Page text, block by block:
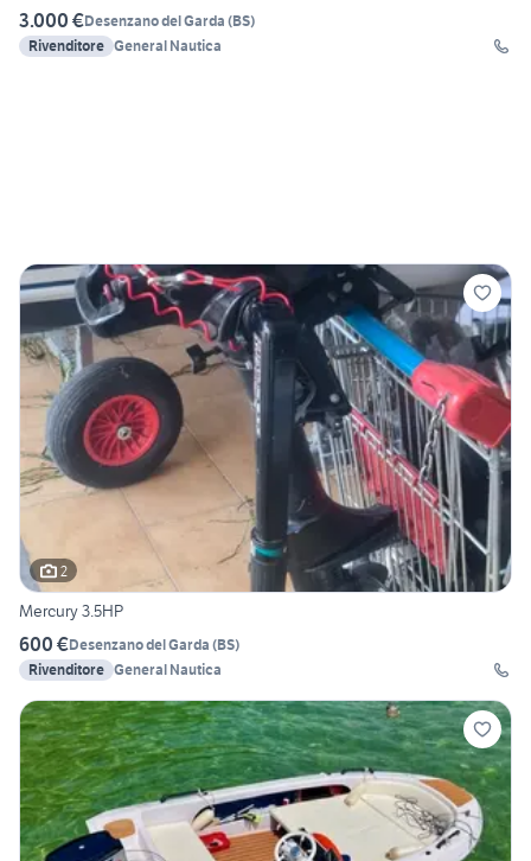
3.000 €Desenzano del Garda (BS)
Rivenditore General Nautica
2
Mercury 3.5HP
600 €Desenzano del Garda (BS)
Rivenditore General Nautica